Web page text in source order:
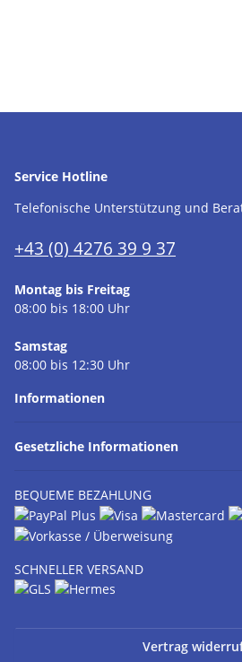
Service Hotline
Telefonische Unterstützung und
+43 (0) 4276 39 9 37
Montag bis Freitag
08:00 bis 18:00 Uhr
Samstag
08:00 bis 12:30 Uhr
Informationen
Gesetzliche Informationen
BEQUEME BEZAHLUNG
SCHNELLER VERSAND
Vertrag